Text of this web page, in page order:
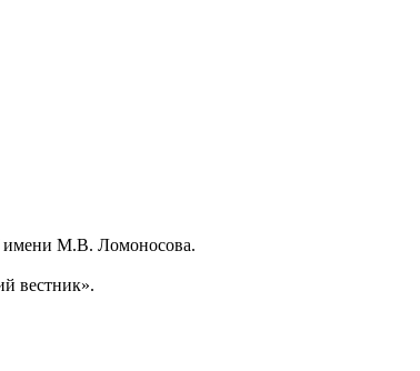
имени М.В. Ломоносова.
вестник».